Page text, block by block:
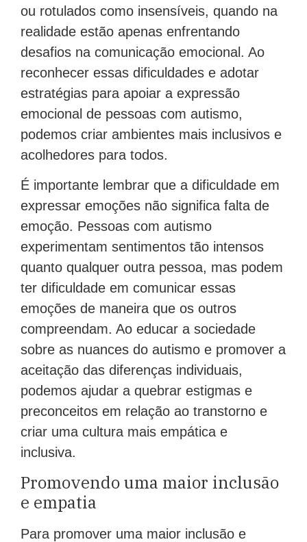
ou rotulados como insensíveis, quando na
realidade estão apenas enfrentando
desafios na comunicação emocional. Ao
reconhecer essas dificuldades e adotar
estratégias para apoiar a expressão
emocional de pessoas com autismo,
podemos criar ambientes mais inclusivos e
acolhedores para todos.
É importante lembrar que a dificuldade em
expressar emoções não significa falta de
emoção. Pessoas com autismo
experimentam sentimentos tão intensos
quanto qualquer outra pessoa, mas podem
ter dificuldade em comunicar essas
emoções de maneira que os outros
compreendam. Ao educar a sociedade
sobre as nuances do autismo e promover a
aceitação das diferenças individuais,
podemos ajudar a quebrar estigmas e
preconceitos em relação ao transtorno e
criar uma cultura mais empática e
inclusiva.
Promovendo uma maior inclusão
e empatia
Para promover uma maior inclusão e